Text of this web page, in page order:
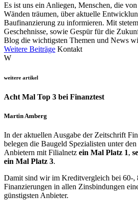
Es ist uns ein Anliegen, Menschen, die
Wänden träumen, über aktuelle
Baufinanzierung zu informieren. Mit
Geschehnisse, sowie Gespür für die
Blog die wichtigsten Themen und News
Weitere Beiträge Kontakt
W
weitere artikel
Acht Mal Top 3 bei Finanztest
Martin Amberg
In der aktuellen Ausgabe der Zeitschrift
belegen die Baugeld Spezialisten unter
Anbietern mit Filialnetz ein Mal Platz 1,
ein Mal Platz 3.
Damit sind wir im Kreditvergleich bei 60-,
Finanzierungen in allen Zinsbindungen
günstigsten Anbieter.